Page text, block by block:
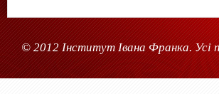
© 2012 Інститут Івана Франка. Усі